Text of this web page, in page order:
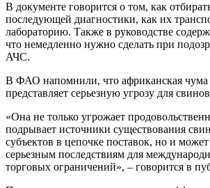
В документе говорится о том, как
последующей диагностики, как их
лабораторию. Также в руководстве
что немедленно нужно сделать при
АЧС.
В ФАО напомнили, что африканская чума
представляет серьезную угрозу для
«Она не только угрожает
подрывает источники существования
субъектов в цепочке поставок, но и
серьезным последствиям для
торговых ограничений», – говорится в